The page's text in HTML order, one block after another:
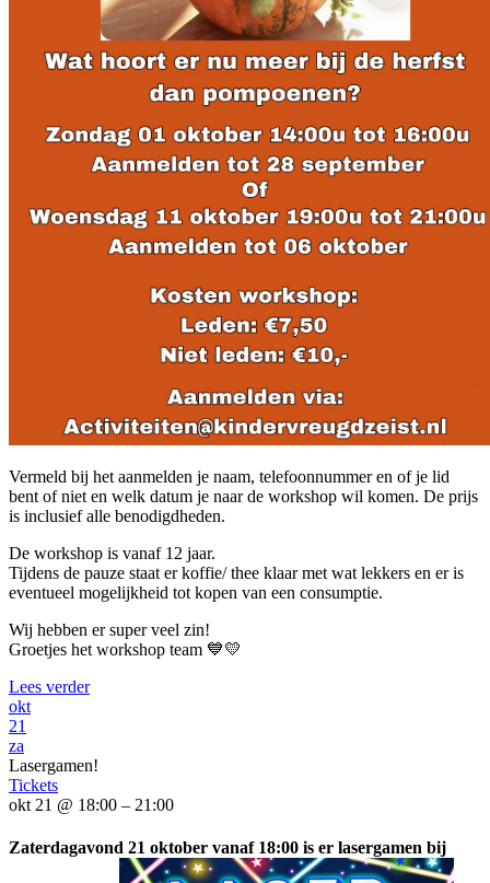
Vermeld bij het aanmelden je naam, telefoonnummer en of je lid
bent of niet en welk datum je naar de workshop wil komen. De prijs
is inclusief alle benodigdheden.
De workshop is vanaf 12 jaar.
Tijdens de pauze staat er koffie/ thee klaar met wat lekkers en er is
eventueel mogelijkheid tot kopen van een consumptie.
Wij hebben er super veel zin!
Groetjes het workshop team 💙💛
Lees verder
okt
21
za
Lasergamen!
Tickets
okt 21 @ 18:00 – 21:00
Zaterdagavond 21 oktober vanaf 18:00 is er lasergamen bij